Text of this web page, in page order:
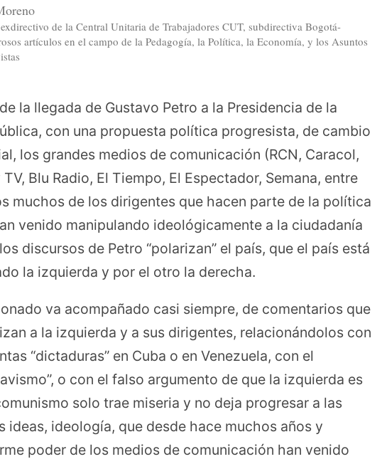
de la Central Unitaria de Trabajadores CUT, subdirectiva Bogotá-
artículos en el campo de la Pedagogía, la Política, la Economía, y los Asuntos
la llegada de Gustavo Petro a la Presidencia de la
con una propuesta política progresista, de cambio
los grandes medios de comunicación (RCN, Caracol,
Blu Radio, El Tiempo, El Espectador, Semana, entre
muchos de los dirigentes que hacen parte de la política
venido manipulando ideológicamente a la ciudadanía
discursos de Petro “polarizan” el país, que el país está
la izquierda y por el otro la derecha.
va acompañado casi siempre, de comentarios que
a la izquierda y a sus dirigentes, relacionándolos con
“dictaduras” en Cuba o en Venezuela, con el
o con el falso argumento de que la izquierda es
solo trae miseria y no deja progresar a las
ideas, ideología, que desde hace muchos años y
poder de los medios de comunicación han venido